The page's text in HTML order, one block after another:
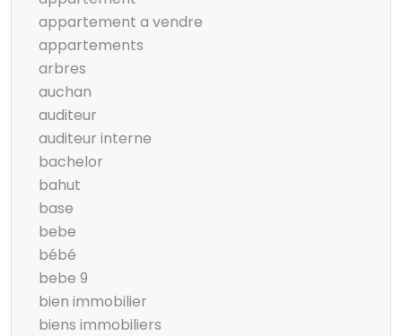
appartement a vendre
appartements
arbres
auchan
auditeur
auditeur interne
bachelor
bahut
base
bebe
bébé
bebe 9
bien immobilier
biens immobiliers